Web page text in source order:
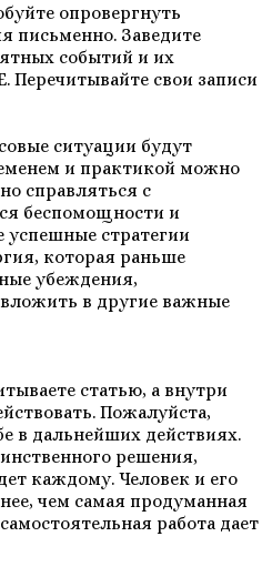
опровергнуть
письменно. Заведите
событий и их
Перечитывайте свои записи
ситуации будут
и практикой можно
справляться с
беспомощности и
успешные стратегии
которая раньше
убеждения,
в другие важные
статью, а внутри
Пожалуйста,
в дальнейших действиях.
решения,
каждому. Человек и его
чем самая продуманная
работа дает